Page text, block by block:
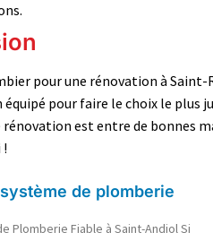
pour une rénovation à Saint-
équipé pour faire le choix le plus
est entre de bonnes
!
de plomberie
Plomberie Fiable à Saint-Andiol Si